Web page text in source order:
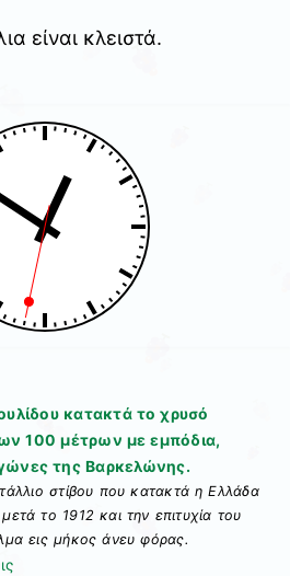
είναι κλειστά.
κατακτά το χρυσό
100 μέτρων με εμπόδια,
της Βαρκελώνης.
στίβου που κατακτά η Ελλάδα
το 1912 και την επιτυχία του
εις μήκος άνευ φόρας.